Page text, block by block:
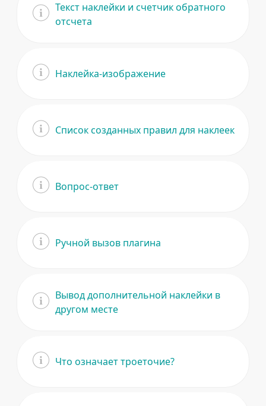
Текст наклейки и счетчик обратного
отсчета
Наклейка-изображение
Список созданных правил для наклеек
Вопрос-ответ
Ручной вызов плагина
Вывод дополнительной наклейки в
другом месте
Что означает троеточие?